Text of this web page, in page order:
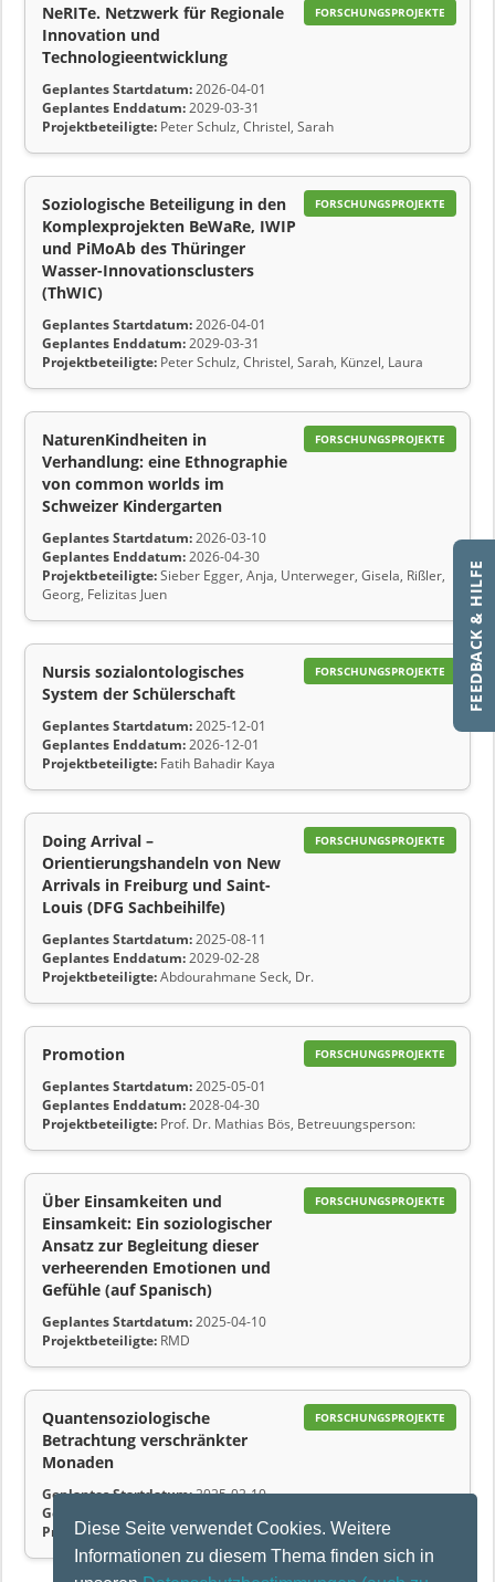
Diese Seite verwendet Cookies. Weitere
Informationen zu diesem Thema finden sich in
FEEDBACK & HILFE
FORSCHUNGSPROJEKTE
NeRITe. Netzwerk für Regionale
Innovation und
Technologieentwicklung
Geplantes Startdatum:2026-04-01
Geplantes Enddatum:2029-03-31
Projektbeteiligte: Peter Schulz, Christel, Sarah
FORSCHUNGSPROJEKTE
Soziologische Beteiligung in den
Komplexprojekten BeWaRe, IWIP
und PiMoAb des Thüringer
Wasser-Innovationsclusters
(ThWIC)
Geplantes Startdatum:2026-04-01
Geplantes Enddatum:2029-03-31
Projektbeteiligte: Peter Schulz, Christel, Sarah, Künzel, Laura
FORSCHUNGSPROJEKTE
NaturenKindheiten in
Verhandlung: eine Ethnographie
von common worlds im
Schweizer Kindergarten
Geplantes Startdatum:2026-03-10
Geplantes Enddatum:2026-04-30
Projektbeteiligte:Sieber Egger, Anja, Unterweger, Gisela, Rißler,
Georg, Felizitas Juen
FORSCHUNGSPROJEKTE
Nursis sozialontologisches
System der Schülerschaft
Geplantes Startdatum:2025-12-01
Geplantes Enddatum:2026-12-01
Projektbeteiligte: Fatih Bahadir Kaya
FORSCHUNGSPROJEKTE
Doing Arrival –
Orientierungshandeln von New
Arrivals in Freiburg und Saint-
Louis (DFG Sachbeihilfe)
Geplantes Startdatum:2025-08-11
Geplantes Enddatum:2029-02-28
Projektbeteiligte:Abdourahmane Seck, Dr.
FORSCHUNGSPROJEKTE
Promotion
Geplantes Startdatum:2025-05-01
Geplantes Enddatum:2028-04-30
Projektbeteiligte: Prof. Dr. Mathias Bös, Betreuungsperson:
FORSCHUNGSPROJEKTE
Über Einsamkeiten und
Einsamkeit: Ein soziologischer
Ansatz zur Begleitung dieser
verheerenden Emotionen und
Gefühle (auf Spanisch)
Geplantes Startdatum:2025-04-10
Projektbeteiligte: RMD
FORSCHUNGSPROJEKTE
Quantensoziologische
Betrachtung verschränkter
Monaden
Geplantes Startdatum:2025-02-10
Geplantes Enddatum:
Projektbeteiligte:Jürgen Tenckhoff